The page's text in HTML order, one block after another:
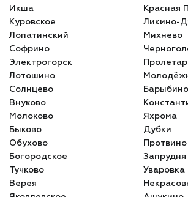
Икша
Красная
Куровское
Ликино-
Лопатинский
Михнево
Софрино
Электрогорск
Лотошино
Солнцево
Барыбино
Внуково
Молоково
Яхрома
Быково
Дубки
Обухово
Протвино
Богородское
Запрудня
Тучково
Уваровка
Верея